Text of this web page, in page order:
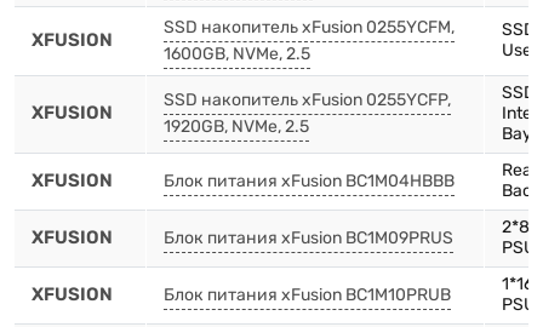
XFUSION
SSD накопитель xFusion 0255YCFM,
1600GB, NVMe, 2.5
XFUSION
SSD накопитель xFusion 0255YCFP,
1920GB, NVMe, 2.5
Bay)
XFUSION Блок питания xFusion BC1M04HBBB
XFUSION Блок питания xFusion BC1M09PRUS PSU
XFUSION Блок питания xFusion BC1M10PRUB PSU